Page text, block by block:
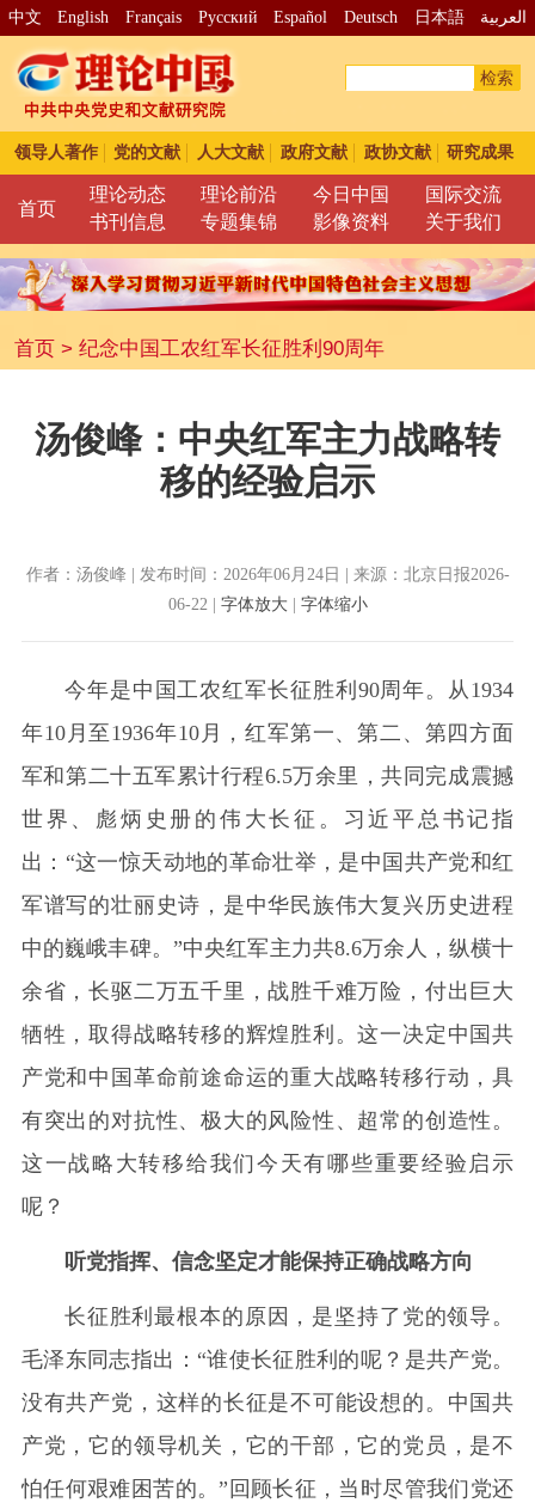
中文 English Français Pусский Español Deutsch 日本語 العربية
检索
领导人著作 党的文献 人大文献 政府文献 政协文献 研究成果
首页
理论动态 理论前沿 今日中国
国际交流
书刊信息
专题集锦 影像资料 关于我们
首页> 纪念中国工农红军长征胜利90周年
汤俊峰：中央红军主力战略转
移的经验启示
作者：汤俊峰 | 发布时间：2026年06月24日 | 来源：北京日报2026-
06-22 | 字体放大| 字体缩小
今年是中国工农红军长征胜利90周年。从1934
年10月至1936年10月，红军第一、第二、第四方面
军和第二十五军累计行程6.5万余里，共同完成震撼
世界、彪炳史册的伟大长征。习近平总书记指
出：“这一惊天动地的革命壮举，是中国共产党和红
军谱写的壮丽史诗，是中华民族伟大复兴历史进程
中的巍峨丰碑。”中央红军主力共8.6万余人，纵横十
余省，长驱二万五千里，战胜千难万险，付出巨大
牺牲，取得战略转移的辉煌胜利。这一决定中国共
产党和中国革命前途命运的重大战略转移行动，具
有突出的对抗性、极大的风险性、超常的创造性。
这一战略大转移给我们今天有哪些重要经验启示
呢？
听党指挥、信念坚定才能保持正确战略方向
长征胜利最根本的原因，是坚持了党的领导。
毛泽东同志指出：“谁使长征胜利的呢？是共产党。
没有共产党，这样的长征是不可能设想的。中国共
产党，它的领导机关，它的干部，它的党员，是不
怕任何艰难困苦的。”回顾长征，当时尽管我们党还